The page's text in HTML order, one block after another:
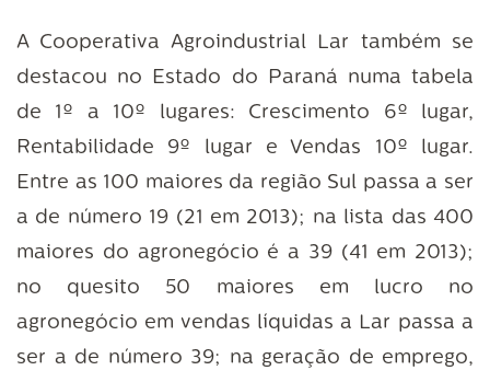
A Cooperativa Agroindustrial Lar também se
destacou no Estado do Paraná numa tabela
de 1º a 10º lugares: Crescimento 6º lugar,
Rentabilidade 9º lugar e Vendas 10º lugar.
Entre as 100 maiores da região Sul passa a ser
a de número 19 (21 em 2013); na lista das 400
maiores do agronegócio é a 39 (41 em 2013);
no quesito 50 maiores em lucro no
agronegócio em vendas líquidas a Lar passa a
ser a de número 39; na geração de emprego,